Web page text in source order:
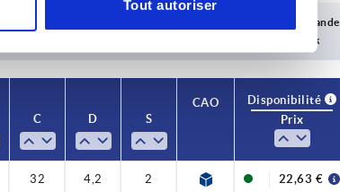
Tout autoriser
Délai de livraison sur demande
Actuellement pas en stock
C D S
CAO
Disponibilité
Prix
32 4,2 2 22,63 €